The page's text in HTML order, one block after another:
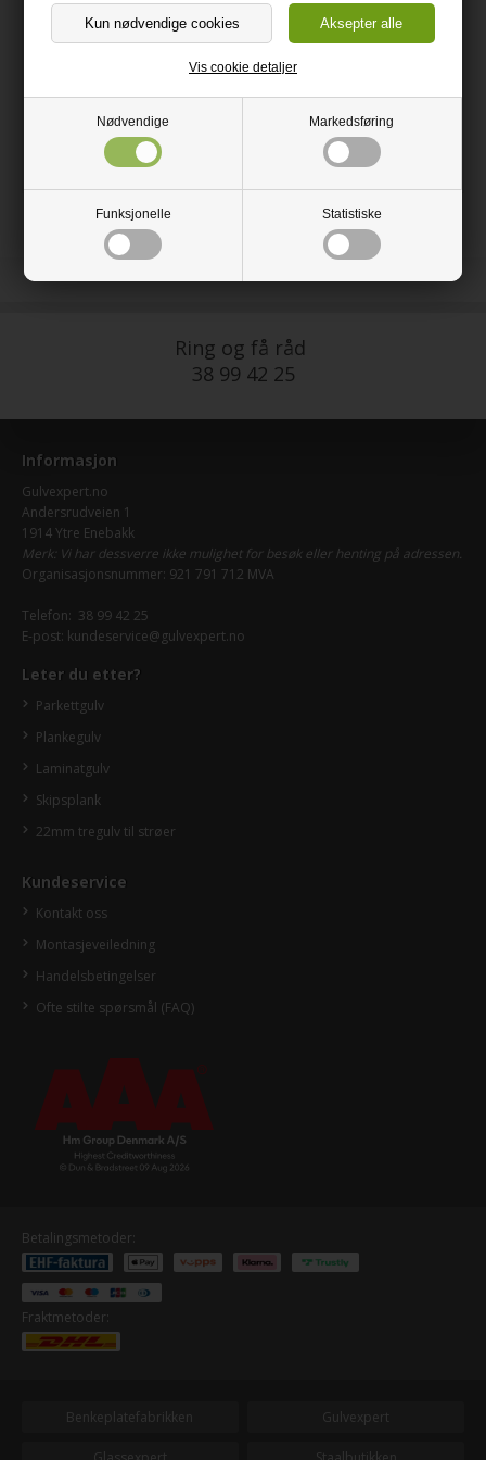
Nødvendige Markedsføring
Funksjonelle Statistiske
Vis cookie detaljer
Fotlister i samme tresort som gulvet, avslutter flott mot veggen.
Monteres med stifter, skruer eller silikon.
HUSK: Kjøp ca. 10% ekstra til avskjær!
Ring og få råd
38 99 42 25
Informasjon
Gulvexpert.no
Andersrudveien 1
1914 Ytre Enebakk
Merk: Vi har dessverre ikke mulighet for besøk eller henting på adressen.
Organisasjonsnummer: 921 791 712 MVA
Telefon: 38 99 42 25
E-post: kundeservice@gulvexpert.no
Leter du etter?
Parkettgulv
Plankegulv
Laminatgulv
Skipsplank
22mm tregulv til strøer
Kundeservice
Kontakt oss
Montasjeveiledning
Handelsbetingelser
Ofte stilte spørsmål (FAQ)
Betalingsmetoder:
Fraktmetoder:
Benkeplatefabrikken Gulvexpert